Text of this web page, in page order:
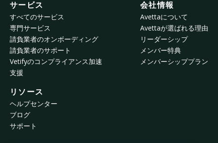
サービス
すべてのサービス
専門サービス
請負業者のオンボーディング
請負業者のサポート
Vetifyのコンプライアンス加速
支援
会社情報
Avettaについて
Avettaが選ばれる理由
リーダーシップ
メンバー特典
メンバーシッププラン
リソース
ヘルプセンター
ブログ
サポート